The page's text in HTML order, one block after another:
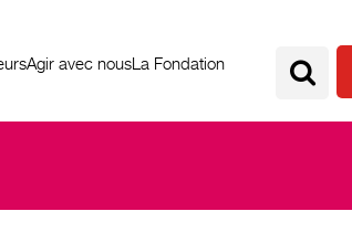
Agir avec nousLa Fondation